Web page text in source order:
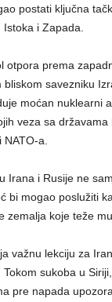
postati ključna
i Zapada.
otpora prema
bliskom savezniku
moćan nuklearni
veza sa
a.
Irana i Rusije ne
bi mogao poslužiti
zemalja koje teže
važnu lekciju za
sukoba u
pre napada